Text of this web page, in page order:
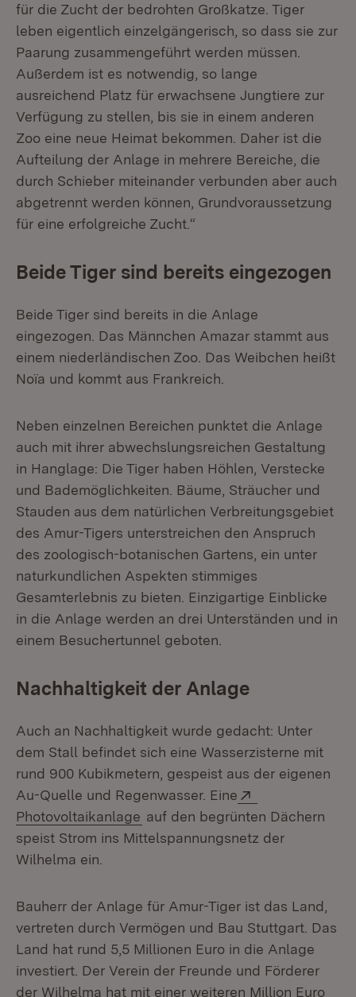
für die Zucht der bedrohten Großkatze. Tiger
leben eigentlich einzelgängerisch, so dass sie zur
Paarung zusammengeführt werden müssen.
Außerdem ist es notwendig, so lange
ausreichend Platz für erwachsene Jungtiere zur
Verfügung zu stellen, bis sie in einem anderen
Zoo eine neue Heimat bekommen. Daher ist die
Aufteilung der Anlage in mehrere Bereiche, die
durch Schieber miteinander verbunden aber auch
abgetrennt werden können, Grundvoraussetzung
für eine erfolgreiche Zucht.“
Beide Tiger sind bereits eingezogen
Beide Tiger sind bereits in die Anlage
eingezogen. Das Männchen Amazar stammt aus
einem niederländischen Zoo. Das Weibchen heißt
Noïa und kommt aus Frankreich.
Neben einzelnen Bereichen punktet die Anlage
auch mit ihrer abwechslungsreichen Gestaltung
in Hanglage: Die Tiger haben Höhlen, Verstecke
und Bademöglichkeiten. Bäume, Sträucher und
Stauden aus dem natürlichen Verbreitungsgebiet
des Amur-Tigers unterstreichen den Anspruch
des zoologisch-botanischen Gartens, ein unter
naturkundlichen Aspekten stimmiges
Gesamterlebnis zu bieten. Einzigartige Einblicke
in die Anlage werden an drei Unterständen und in
einem Besuchertunnel geboten.
Nachhaltigkeit der Anlage
Auch an Nachhaltigkeit wurde gedacht: Unter
dem Stall befindet sich eine Wasserzisterne mit
rund 900 Kubikmetern, gespeist aus der eigenen
Au-Quelle und Regenwasser. Eine
Photovoltaikanlage (Öffnet in neuem Fenster)
auf den begrünten Dächern
speist Strom ins Mittelspannungsnetz der
Wilhelma ein.
Bauherr der Anlage für Amur-Tiger ist das Land,
vertreten durch Vermögen und Bau Stuttgart. Das
Land hat rund 5,5 Millionen Euro in die Anlage
investiert. Der Verein der Freunde und Förderer
der Wilhelma hat mit einer weiteren Million Euro